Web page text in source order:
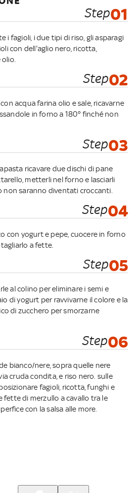
Step01
i fagioli, i due tipi di riso, gli asparagi
con dell'aglio nero, ricotta,
Step02
acqua farina olio e sale, ricavarne
in forno a 180° finché non
Step03
ricavare due dischi di pane
metterli nel forno e lasciarli
non saranno diventati croccanti.
Step04
con yogurt e pepe, cuocere in forno
a fette.
Step05
al colino per eliminare i semi e
di yogurt per ravvivarne il colore e la
di zucchero per smorzarne
Step06
bianco/nere, sopra quelle nere
cruda condita, e riso nero. sulle
fagioli, ricotta, funghi e
fette di merzullo a cavallo tra le
con la salsa alle more.